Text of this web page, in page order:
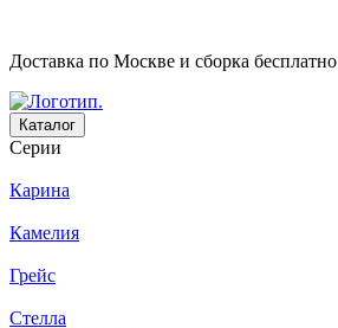
Доставка по Москве и сборка бесплатно
Каталог
Серии
Карина
Камелия
Грейс
Стелла